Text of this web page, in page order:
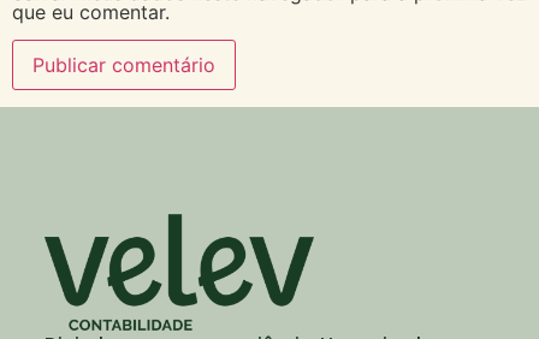
que eu comentar.